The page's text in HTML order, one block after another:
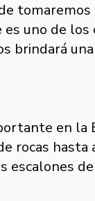
uno de los
brindará
en la
rocas
escalones